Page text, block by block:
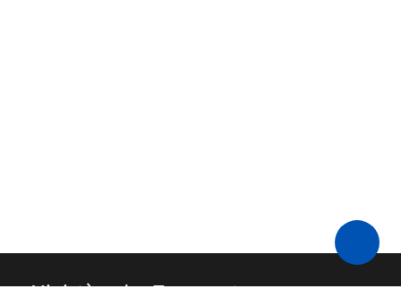
Ministère des Transports